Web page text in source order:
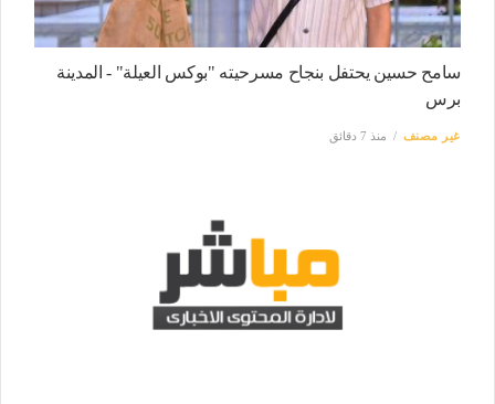
سامح حسين يحتفل بنجاح مسرحيته "بوكس العيلة" - المدينة
برس
غير مصنف منذ 7 دقائق